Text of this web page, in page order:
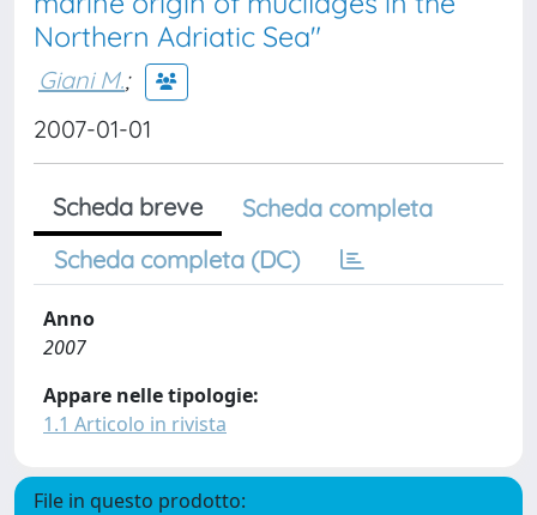
Northern Adriatic Sea"
Giani M.;
2007-01-01
Scheda breve
Scheda completa
Scheda completa (DC)
Anno
2007
Appare nelle tipologie:
1.1 Articolo in rivista
File in questo prodotto: